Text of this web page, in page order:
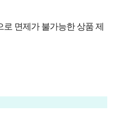
로 면제가 불가능한 상품 제